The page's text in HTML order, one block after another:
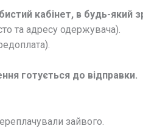
кабінет, в будь-який
та адресу одержувача).
готується до відправки.
зайвого.